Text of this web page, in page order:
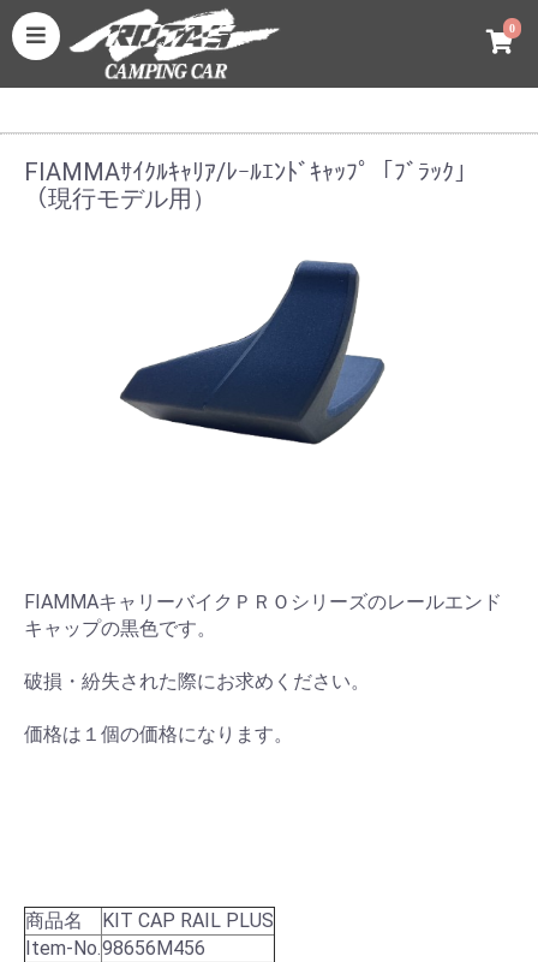
0
FIAMMAｻｲｸﾙｷｬﾘｱ/ﾚｰﾙｴﾝﾄﾞｷｬｯﾌﾟ「ﾌﾞﾗｯｸ」
（現行モデル用）
FIAMMAキャリーバイクＰＲＯシリーズのレールエンド
キャップの黒色です。
破損・紛失された際にお求めください。
価格は１個の価格になります。
商品名
KIT CAP RAIL PLUS
Item-No.98656M456